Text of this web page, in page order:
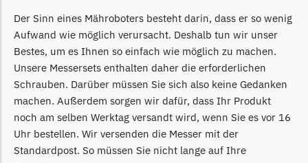
Wiper
WOLF-Garten
Wolf-Garten Messer
Begrenzungsdraht
Yardforce
Der Sinn eines Mähroboters besteht darin, dass er so wenig
Aufwand wie möglich verursacht. Deshalb tun wir unser
Bestes, um es Ihnen so einfach wie möglich zu machen.
Unsere Messersets enthalten daher die erforderlichen
Schrauben. Darüber müssen Sie sich also keine Gedanken
machen. Außerdem sorgen wir dafür, dass Ihr Produkt
noch am selben Werktag versandt wird, wenn Sie es vor 16
Uhr bestellen. Wir versenden die Messer mit der
Standardpost. So müssen Sie nicht lange auf Ihre